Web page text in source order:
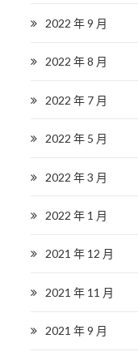
2022 年 9 月
2022 年 8 月
2022 年 7 月
2022 年 5 月
2022 年 3 月
2022 年 1 月
2021 年 12 月
2021 年 11 月
2021 年 9 月